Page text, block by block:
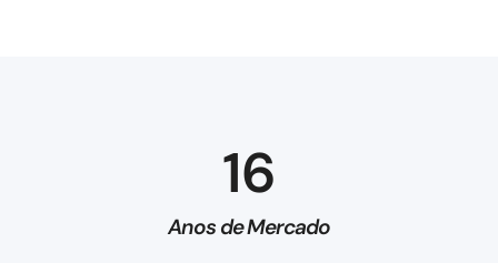
Anos de Mercado
16